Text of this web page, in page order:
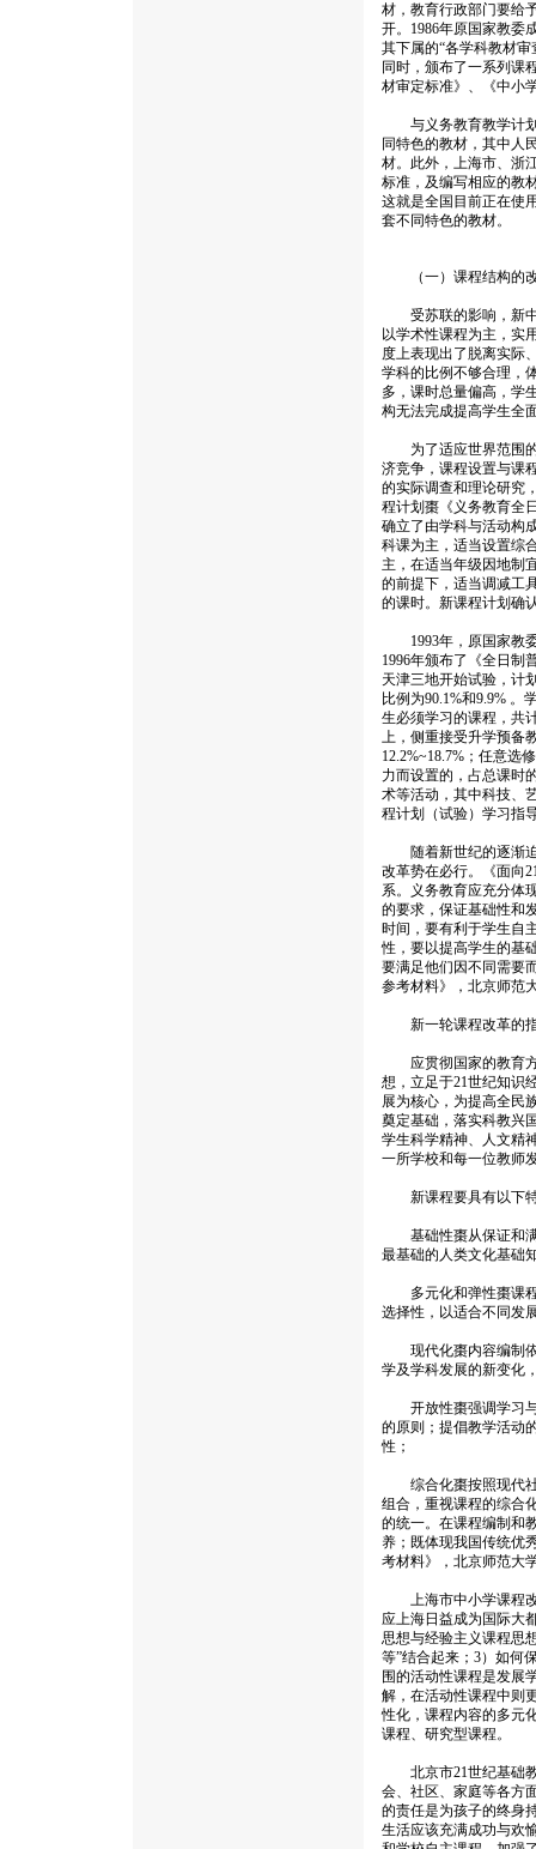
材，教育行政部门要给
开。1986年原国家教委
其下属的“各学科教材
同时，颁布了一系列课
材审定标准》、《中小
与义务教育教学计划
同特色的教材，其中人
材。此外，上海市、浙
标准，及编写相应的教
这就是全国目前正在使
套不同特色的教材。
（一）课程结构的
受苏联的影响，新中
以学术性课程为主，实
度上表现出了脱离实际
学科的比例不够合理，
多，课时总量偏高，学
构无法完成提高学生全
为了适应世界范围的
济竞争，课程设置与课
的实际调查和理论研究
程计划棗《义务教育全
确立了由学科与活动构
科课为主，适当设置综
主，在适当年级因地制
的前提下，适当调减工
的课时。新课程计划确
1993年，原国家教委
1996年颁布了《全日制
天津三地开始试验，计
比例为90.1%和9.9%
生必须学习的课程，共
上，侧重接受升学预备
12.2%~18.7%；任意选
力而设置的，占总课时
术等活动，其中科技、
程计划（试验）学习指
随着新世纪的逐渐迫
改革势在必行。《面向
系。义务教育应充分体
的要求，保证基础性和
时间，要有利于学生自
性，要以提高学生的基
要满足他们因不同需要
参考材料》，北京师范
新一轮课程改革的指
应贯彻国家的教育方
想，立足于21世纪知识
展为核心，为提高全民
奠定基础，落实科教兴
学生科学精神、人文精
一所学校和每一位教师
新课程要具有以下
基础性棗从保证和满
最基础的人类文化基础
多元化和弹性棗课程
选择性，以适合不同发
现代化棗内容编制依
学及学科发展的新变化
开放性棗强调学习与
的原则；提倡教学活动
性；
综合化棗按照现代社
组合，重视课程的综合
的统一。在课程编制和
养；既体现我国传统优
考材料》，北京师范大
上海市中小学课程改
应上海日益成为国际大
思想与经验主义课程思
等”结合起来；3）如何
围的活动性课程是发展
解，在活动性课程中则
性化，课程内容的多元
课程、研究型课程。
北京市21世纪基础教
会、社区、家庭等各方
的责任是为孩子的终身
生活应该充满成功与欢